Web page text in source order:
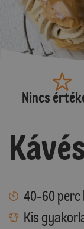
Nincs
40-60
Kis